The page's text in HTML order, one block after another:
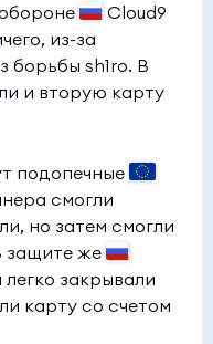
Cloud9
из-за
борьбы sh1ro. В
и вторую карту
подопечные
смогли
но затем смогли
защите же
закрывали
карту со счетом